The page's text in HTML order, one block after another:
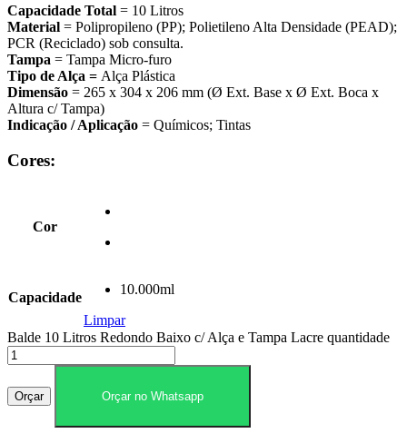
Capacidade Total = 10 Litros
Material = Polipropileno (PP); Polietileno Alta Densidade (PEAD);
PCR (Reciclado) sob consulta.
Tampa = Tampa Micro-furo
Tipo de Alça = Alça Plástica
Dimensão = 265 x 304 x 206 mm (Ø Ext. Base x Ø Ext. Boca x
Altura c/ Tampa)
Indicação / Aplicação = Químicos; Tintas
Cores:
Cor
Capacidade
10.000ml
Limpar
Balde 10 Litros Redondo Baixo c/ Alça e Tampa Lacre quantidade
Orçar Orçar no Whatsapp